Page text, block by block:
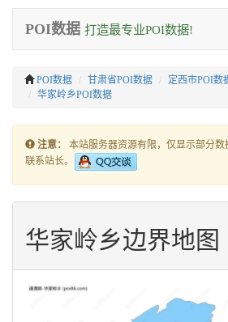
POI数据 打造最专业POI数据!
POI数据 甘肃省POI数据 定西市POI数
华家岭乡POI数据
注意：
本站服务器资源有限，仅显示部分
联系站长。
华家岭乡边界地图